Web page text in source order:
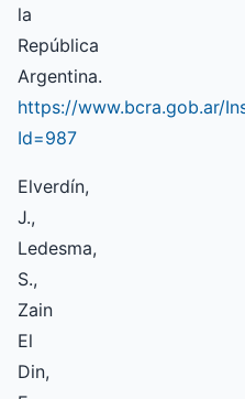
la
República
Argentina.
https://www.bcra.gob.ar/
Id=987
Elverdín,
J.,
Ledesma,
S.,
Zain
El
Din,